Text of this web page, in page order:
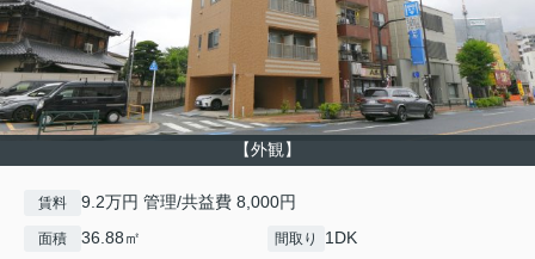
【外観】
賃料 9.2万円 管理/共益費 8,000円
面積 36.88㎡ 間取り 1DK